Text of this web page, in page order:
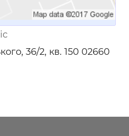
36/2, кв. 150 02660